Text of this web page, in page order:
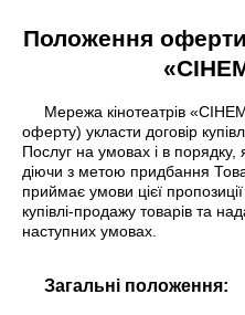
Положення оферти
Мережа кінотеатрів
оферту) укласти договір
Послуг на умовах і в порядку,
діючи з метою придбання
приймає умови цієї
купівлі-продажу товарів та
наступних умовах.
Загальні положення: